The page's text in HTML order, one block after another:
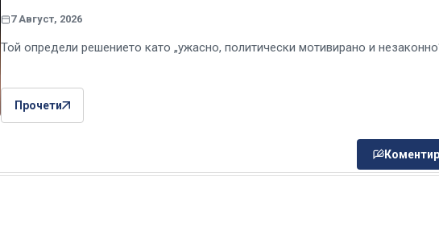
7 Август, 2026
Той определи решението като „ужасно, политически мотивирано и
Прочети